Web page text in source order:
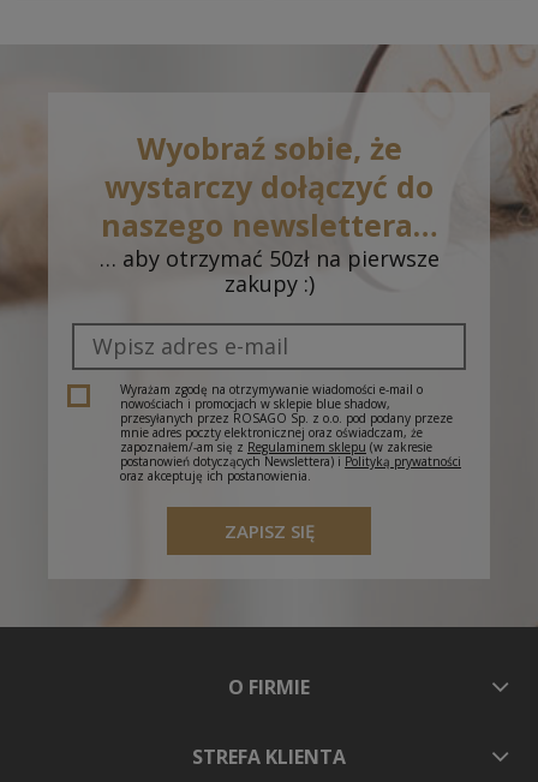
Wyobraź sobie, że
wystarczy dołączyć do
naszego newslettera…
… aby otrzymać 50zł na pierwsze
zakupy :)
Wyrażam zgodę na otrzymywanie wiadomości e-mail o
nowościach i promocjach w sklepie blue shadow,
przesyłanych przez ROSAGO Sp. z o.o. pod podany przeze
mnie adres poczty elektronicznej oraz oświadczam, że
zapoznałem/-am się z Regulaminem sklepu (w zakresie
postanowień dotyczących Newslettera) i Polityką prywatności
oraz akceptuję ich postanowienia.
ZAPISZ SIĘ
O FIRMIE
STREFA KLIENTA